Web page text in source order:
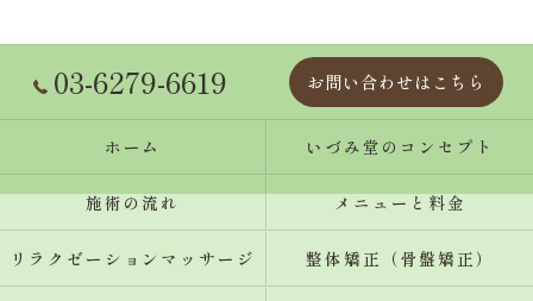
03-6279-6619 お問い合わせはこちら
ホーム いづみ堂のコンセプト
施術の流れ メニューと料金
リラクゼーションマッサージ 整体矯正（骨盤矯正）